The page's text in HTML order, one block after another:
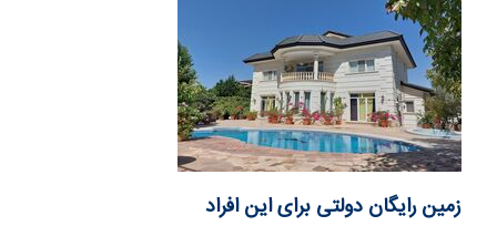
زمین رایگان دولتی برای این افراد